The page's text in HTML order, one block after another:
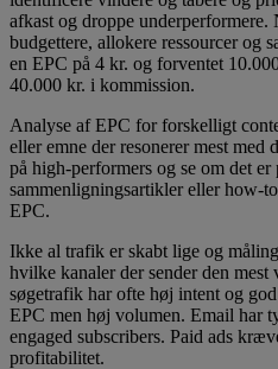
afkast og droppe
budgettere, allokere ressourcer og
en EPC på 4 kr. og forventet
40.000 kr. i kommission.
Analyse af EPC for forskelligt
eller emne der resonerer mest
på high-performers og se om det er
sammenligningsartikler eller how-
EPC.
Ikke al trafik er skabt lige og
hvilke kanaler der sender den
søgetrafik har ofte høj intent og
EPC men høj volumen. Email har
engaged subscribers. Paid ads
profitabilitet.